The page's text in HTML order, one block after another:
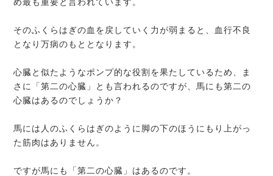
そのふくらはぎの血を戻していく力が弱まると、血行不良
となり万病のもととなります。
心臓と似たようなポンプ的な役割を果たしているため、ま
さに「第二の心臓」とも言われるのですが、馬にも第二の
心臓はあるのでしょうか？
馬には人のふくらはぎのように脚の下のほうにもり上がっ
た筋肉はありません。
ですが馬にも「第二の心臓」はあるのです。